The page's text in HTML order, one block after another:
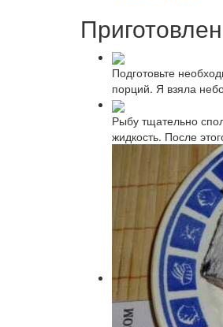
Подготовьте
порций. Я взяла
Рыбу тщательно
жидкость. После